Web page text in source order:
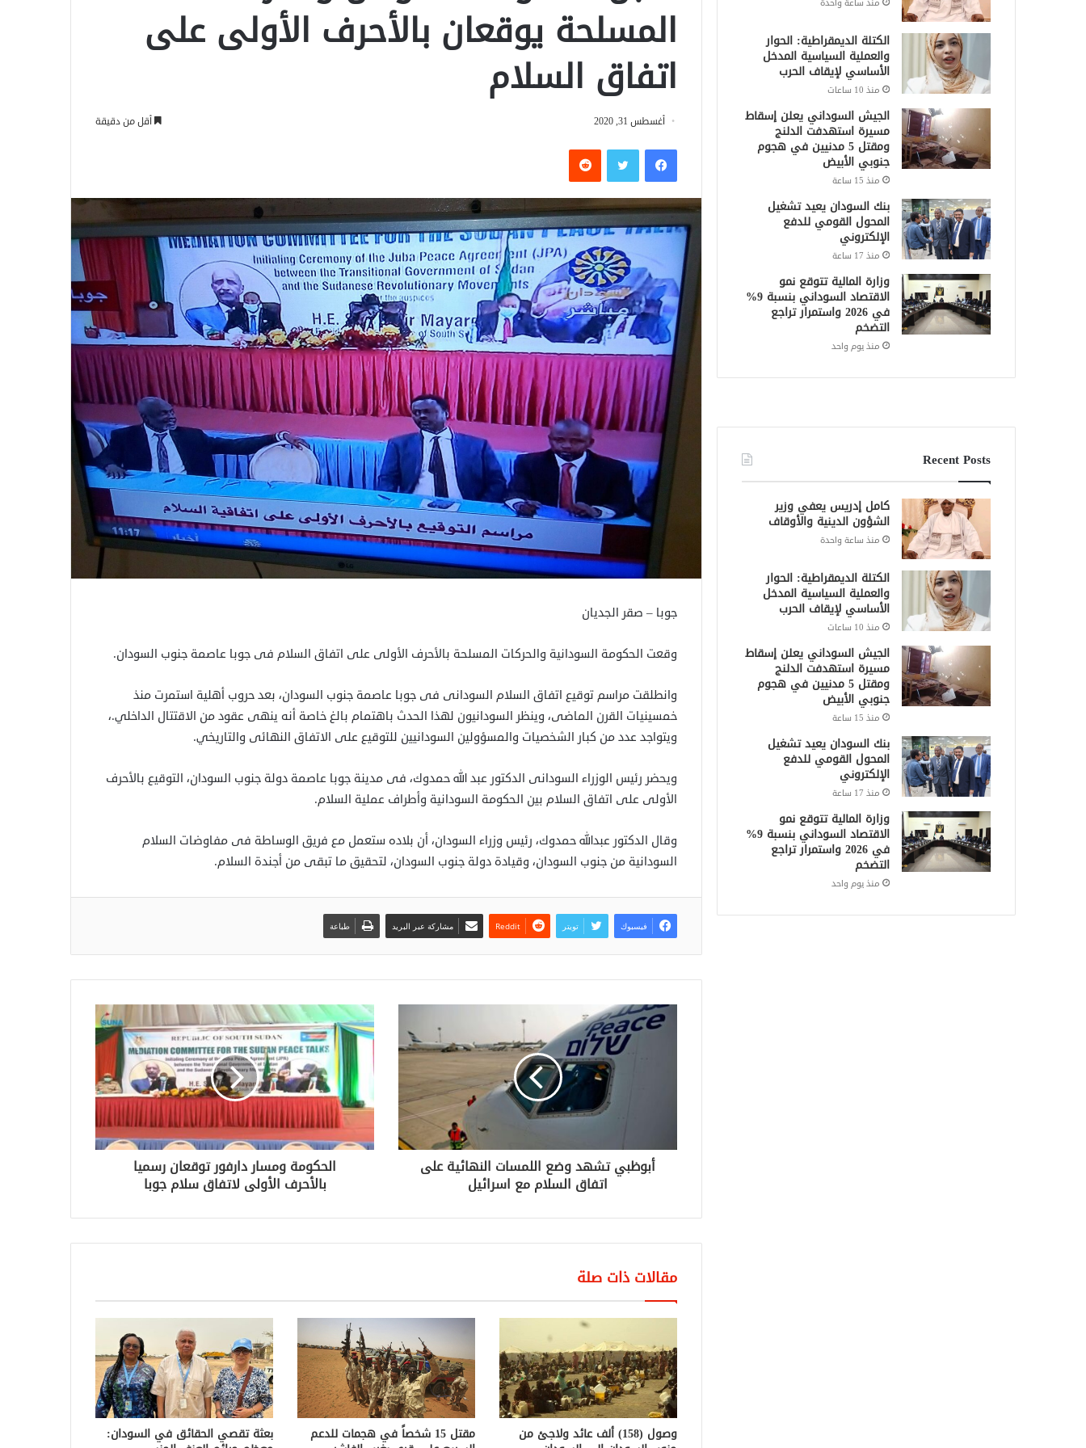
المسلحة يوقعان بالأحرف الأولى على
اتفاق السلام
أغسطس 31, 2020 أقل من دقيقة
فيسبوكتويتر
جوبا – صقر الجديان
وقعت الحكومة السودانية والحركات المسلحة بالأحرف الأولى على اتفاق السلام فى جوبا عاصمة جنوب السودان.
وانطلقت مراسم توقيع اتفاق السلام السودانى فى جوبا عاصمة جنوب السودان، بعد حروب أهلية استمرت منذ
خمسينيات القرن الماضى، وينظر السودانيون لهذا الحدث باهتمام بالغ خاصة أنه ينهى عقود من الاقتتال الداخلي.،
ويتواجد عدد من كبار الشخصيات والمسؤولين السودانيين للتوقيع على الاتفاق النهائى والتاريخي.
ويحضر رئيس الوزراء السودانى الدكتور عبد الله حمدوك، فى مدينة جوبا عاصمة دولة جنوب السودان، التوقيع بالأحرف
الأولى على اتفاق السلام بين الحكومة السودانية وأطراف عملية السلام.
وقال الدكتور عبدالله حمدوك، رئيس وزراء السودان، أن بلاده ستعمل مع فريق الوساطة فى مفاوضات السلام
السودانية من جنوب السودان، وقيادة دولة جنوب السودان، لتحقيق ما تبقى من أجندة السلام.
فيسبوك تويتر مشاركة عبر البريد طباعة
أبوظبي تشهد وضع اللمسات النهائية على
اتفاق السلام مع اسرائيل
الحكومة ومسار دارفور توقعان رسميا
بالأحرف الأولى لاتفاق سلام جوبا
مقالات ذات صلة
وصول (158) ألف عائد ولاجئ من مقتل 15 شخصاً في هجمات للدعم بعثة تقصي الحقائق في السودان:
منذ ساعة واحدة
الكتلة الديمقراطية: الحوار
والعملية السياسية المدخل
الأساسي لإيقاف الحرب
منذ 10 ساعات
الجيش السوداني يعلن إسقاط
مسيرة استهدفت الدلنج
ومقتل 5 مدنيين في هجوم
جنوبي الأبيض
منذ 15 ساعة
بنك السودان يعيد تشغيل
المحول القومي للدفع
الإلكتروني
منذ 17 ساعة
وزارة المالية تتوقع نمو
الاقتصاد السوداني بنسبة 9%
في 2026 واستمرار تراجع
التضخم
منذ يوم واحد
Recent Posts
كامل إدريس يعفي وزير
الشؤون الدينية والأوقاف
منذ ساعة واحدة
الكتلة الديمقراطية: الحوار
والعملية السياسية المدخل
الأساسي لإيقاف الحرب
منذ 10 ساعات
الجيش السوداني يعلن إسقاط
مسيرة استهدفت الدلنج
ومقتل 5 مدنيين في هجوم
جنوبي الأبيض
منذ 15 ساعة
بنك السودان يعيد تشغيل
المحول القومي للدفع
الإلكتروني
منذ 17 ساعة
وزارة المالية تتوقع نمو
الاقتصاد السوداني بنسبة 9%
في 2026 واستمرار تراجع
التضخم
منذ يوم واحد